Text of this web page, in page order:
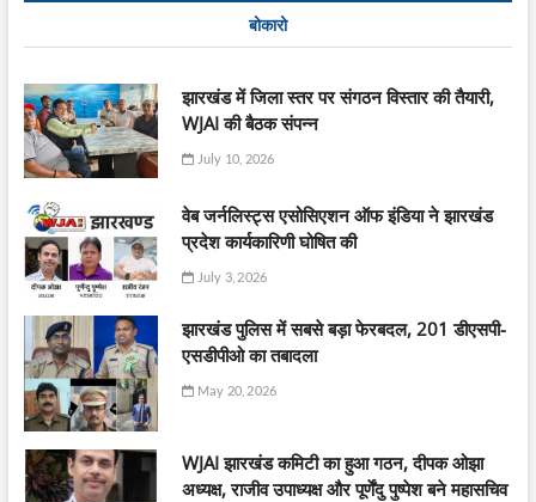
बोकारो
झारखंड में जिला स्तर पर संगठन विस्तार की तैयारी,
WJAI की बैठक संपन्न
July 10, 2026
वेब जर्नलिस्ट्स एसोसिएशन ऑफ इंडिया ने झारखंड
प्रदेश कार्यकारिणी घोषित की
July 3, 2026
झारखंड पुलिस में सबसे बड़ा फेरबदल, 201 डीएसपी-
एसडीपीओ का तबादला
May 20, 2026
WJAI झारखंड कमिटी का हुआ गठन, दीपक ओझा
अध्यक्ष, राजीव उपाध्यक्ष और पूर्णेंदु पुष्पेश बने महासचिव